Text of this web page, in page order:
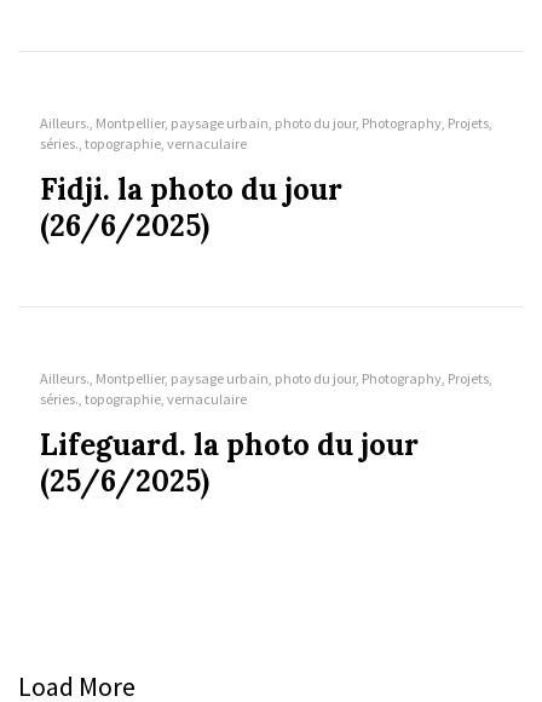
Ailleurs., Montpellier, paysage urbain, photo du jour, Photography, Projets,
séries., topographie, vernaculaire
Fidji. la photo du jour
(26/6/2025)
Ailleurs., Montpellier, paysage urbain, photo du jour, Photography, Projets,
séries., topographie, vernaculaire
Lifeguard. la photo du jour
(25/6/2025)
Load More